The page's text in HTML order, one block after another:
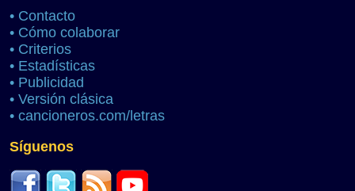
• Contacto
• Cómo colaborar
• Criterios
• Estadísticas
• Publicidad
• Versión clásica
• cancioneros.com/letras
Síguenos